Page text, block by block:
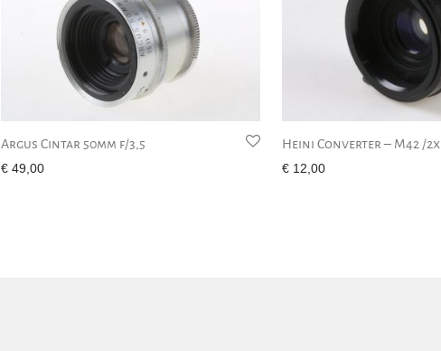
Argus Cintar 50mm f/3,5
€ 49,00
Heini Converter – M42 /2x
€ 12,00